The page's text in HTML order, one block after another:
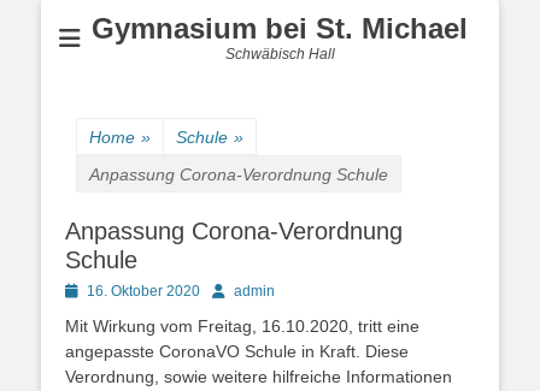
Gymnasium bei St. Michael
Schwäbisch Hall
Home » Schule »
Anpassung Corona-Verordnung Schule
Anpassung Corona-Verordnung
Schule
Posted16. Oktober 2020 Authoradmin
Mit Wirkung vom Freitag, 16.10.2020, tritt eine
angepasste CoronaVO Schule in Kraft. Diese
Verordnung, sowie weitere hilfreiche Informationen